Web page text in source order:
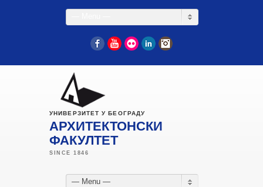
FacebookYouTube
Flickr LinkedIn
УНИВЕРЗИТЕТ У БЕОГРАДУ
АРХИТЕКТОНСКИ
ФАКУЛТЕТ
— Menu —